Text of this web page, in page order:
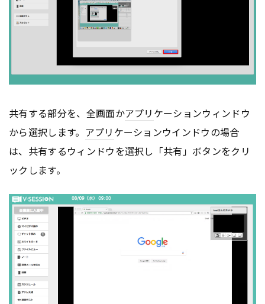
共有する部分を、全画面かアプリ ケーションウィンドウ
から選択します。 アプリ ケーションウインドウの場合
は、共有するウィンドウを選択し「共有」ボタンをクリ
ックします。